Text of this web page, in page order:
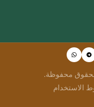
الاستخدام